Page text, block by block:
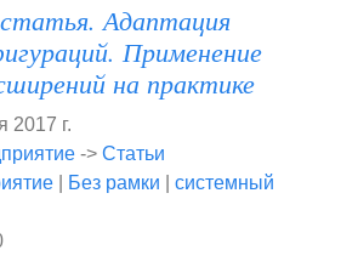
Адаптация
Применение
на практике
2017 г.
-> Статьи
Без рамки
системный